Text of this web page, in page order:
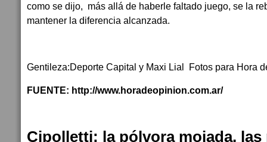
como se dijo, más allá de haberle faltado juego, se la
mantener la diferencia alcanzada.
Gentileza:Deporte Capital y Maxi Lial Fotos para Hora
FUENTE: http://www.horadeopinion.com.ar/
Cipolletti: la pólvora mojada, las